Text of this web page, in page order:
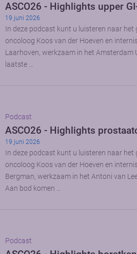
ASCO26 - Highlights upper
19 juni 2026
In deze podcast kunt u luisteren naar het
oncoloog Koos van der Hoeven en
Laarhoven, werkzaam in het Amsterdam
laatste …
Podcast
ASCO26 - Highlights
19 juni 2026
In deze podcast kunt u luisteren naar het
oncoloog Koos van der Hoeven en
Bergman, werkzaam in het Antoni van
Aan bod komen …
Podcast